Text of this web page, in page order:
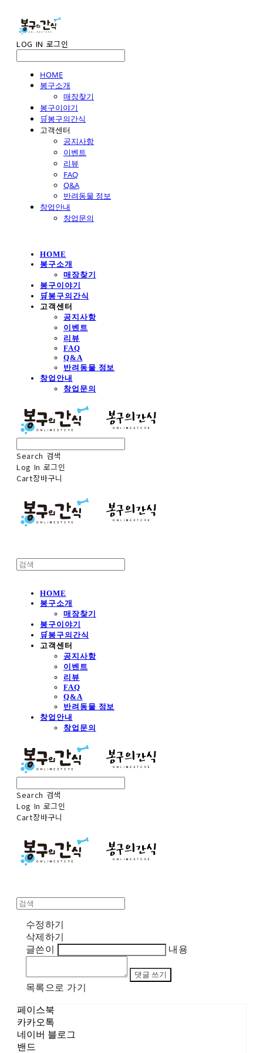
LOG IN 로그인
HOME
봉구소개
매장찾기
봉구이야기
🛒봉구의간식
고객센터
공지사항
이벤트
리뷰
FAQ
Q&A
반려동물 정보
창업안내
창업문의
HOME
봉구소개
매장찾기
봉구이야기
🛒봉구의간식
고객센터
공지사항
이벤트
리뷰
FAQ
Q&A
반려동물 정보
창업안내
창업문의
Search 검색
Log In 로그인
Cart장바구니
HOME
봉구소개
매장찾기
봉구이야기
🛒봉구의간식
고객센터
공지사항
이벤트
리뷰
FAQ
Q&A
반려동물 정보
창업안내
창업문의
Search 검색
Log In 로그인
Cart장바구니
수정하기
삭제하기
글쓴이
내용
댓글 쓰기
목록으로 가기
페이스북
카카오톡
네이버 블로그
밴드